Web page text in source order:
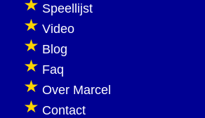
Speellijst
Video
Blog
Faq
Over Marcel
Contact